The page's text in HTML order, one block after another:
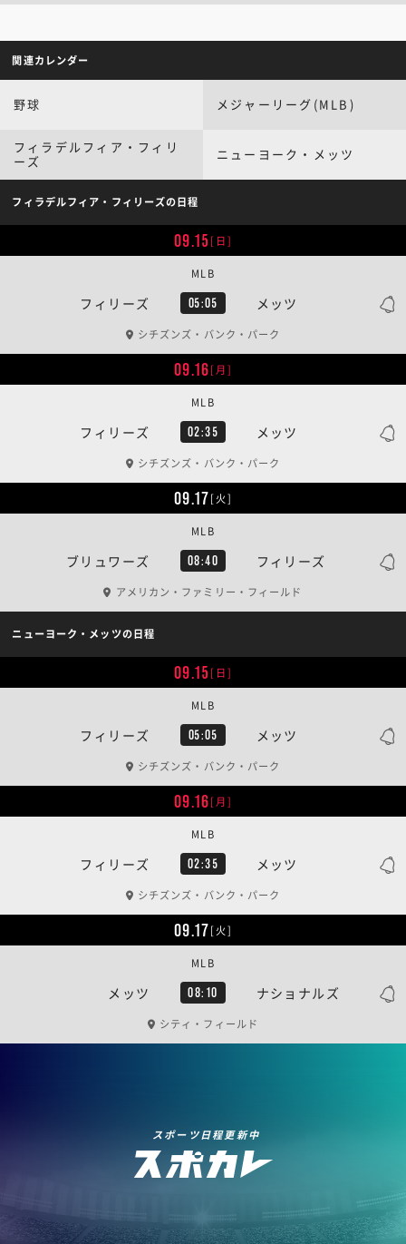
関連カレンダー
野球 メジャーリーグ(MLB)
フィラデルフィア・フィリ
ーズ
ニューヨーク・メッツ
フィラデルフィア・フィリーズの日程
09.15[日]
フィリーズ 05:05 メッツ
MLB
シチズンズ・バンク・パーク
09.16[月]
フィリーズ 02:35 メッツ
MLB
シチズンズ・バンク・パーク
09.17[火]
ブリュワーズ 08:40 フィリーズ
MLB
アメリカン・ファミリー・フィールド
ニューヨーク・メッツの日程
09.15[日]
フィリーズ 05:05 メッツ
MLB
シチズンズ・バンク・パーク
09.16[月]
フィリーズ 02:35 メッツ
MLB
シチズンズ・バンク・パーク
09.17[火]
メッツ 08:10 ナショナルズ
MLB
シティ・フィールド
スポーツ日程更新中